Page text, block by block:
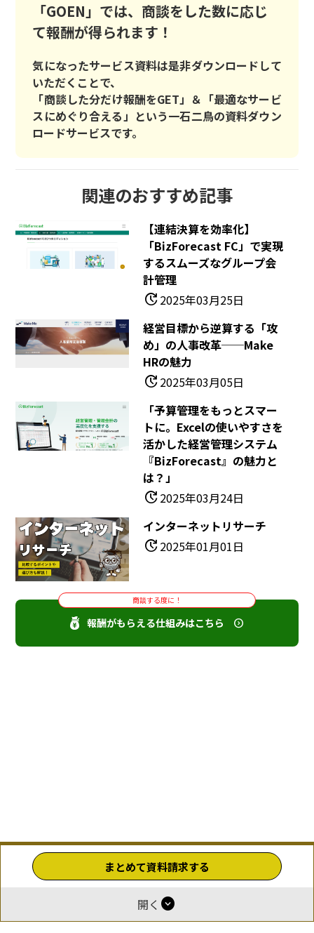
「GOEN」では、商談をした数に応じ
て報酬が得られます！
気になったサービス資料は是非ダウンロードして
いただくことで、
「商談した分だけ報酬をGET」＆「最適なサービ
スにめぐり合える」という一石二鳥の資料ダウン
ロードサービスです。
関連のおすすめ記事
【連結決算を効率化】
「BizForecast FC」で実現
するスムーズなグループ会
計管理
update2025年03月25日
経営目標から逆算する「攻
め」の人事改革──Make
HRの魅力
update2025年03月05日
「予算管理をもっとスマー
トに。Excelの使いやすさを
活かした経営管理システム
『BizForecast』の魅力と
は？」
update2025年03月24日
インターネットリサーチ
update2025年01月01日
商談する度に！
報酬がもらえる仕組みはこちら
まとめて資料請求する
開く expand_circle_down
報酬付与について